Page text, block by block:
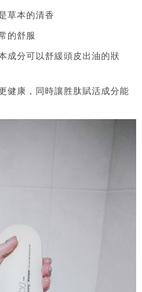
草本的清香
的舒服
成分可以舒緩頭皮出油的狀
健康，同時讓胜肽賦活成分能